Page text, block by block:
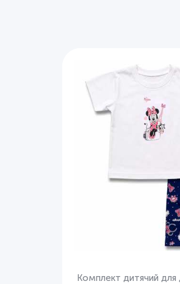
Комплект дитячий для